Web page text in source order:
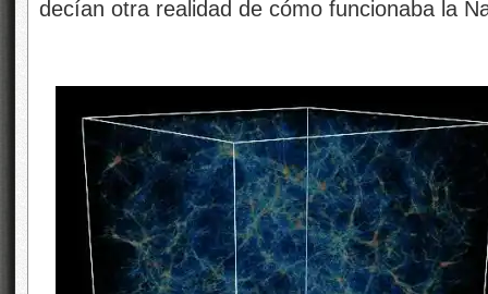
decían otra realidad de cómo funcionaba la